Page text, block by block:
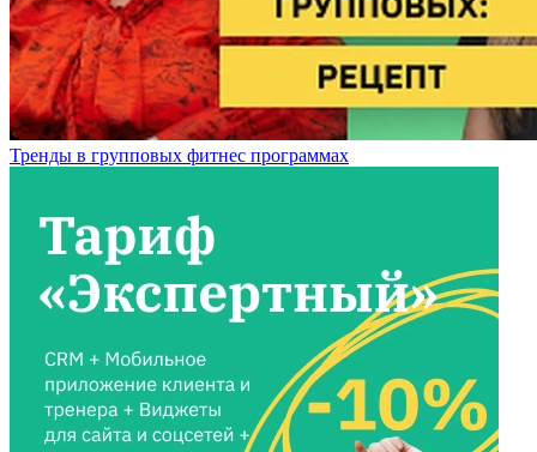
Тренды в групповых фитнес программах